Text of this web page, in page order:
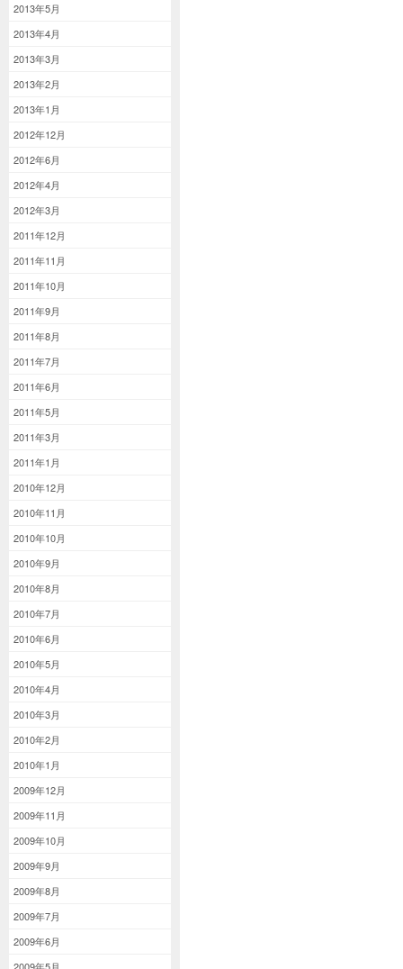
2013年5月
2013年4月
2013年3月
2013年2月
2013年1月
2012年12月
2012年6月
2012年4月
2012年3月
2011年12月
2011年11月
2011年10月
2011年9月
2011年8月
2011年7月
2011年6月
2011年5月
2011年3月
2011年1月
2010年12月
2010年11月
2010年10月
2010年9月
2010年8月
2010年7月
2010年6月
2010年5月
2010年4月
2010年3月
2010年2月
2010年1月
2009年12月
2009年11月
2009年10月
2009年9月
2009年8月
2009年7月
2009年6月